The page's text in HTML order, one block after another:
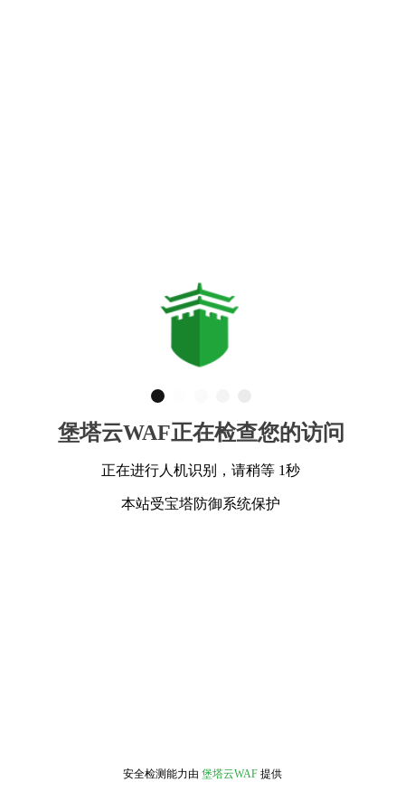
堡塔云WAF正在检查您的访问
正在进行人机识别，请稍等 1秒
本站受宝塔防御系统保护
安全检测能力由 堡塔云WAF 提供